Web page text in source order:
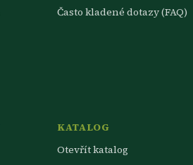
Často kladené dotazy (FAQ)
KATALOG
Otevřít katalog